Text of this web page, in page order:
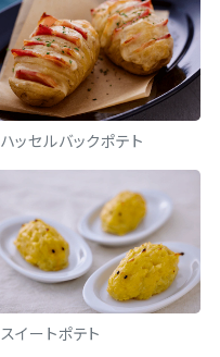
ハッセルバックポテト
スイートポテト